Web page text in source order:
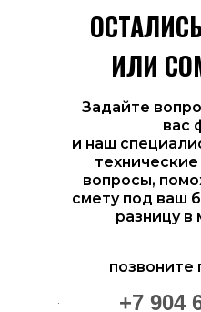
+7 904
позвоните
Задайте
вас
и наш
вопросы,
смету под ваш
разницу в
ИЛИ